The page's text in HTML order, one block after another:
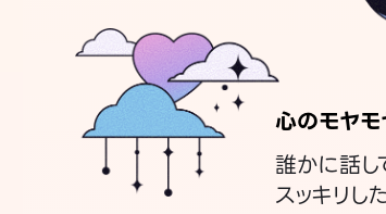
心のモヤモ
誰かに話し
スッキリし